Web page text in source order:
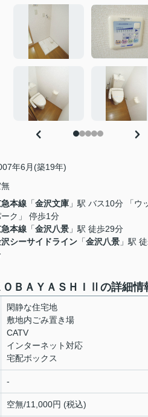
年6月(築19年)
本線 「金沢文庫 」駅 バス10分 「ウ
ク」 停歩1分
本線 「金沢八景 」駅 徒歩29分
シーサイドライン 「金沢八景 」駅
ＢＡＹＡＳＨＩⅡの詳細情
閑静な住宅地
敷地内ごみ置き場
CATV
インターネット対応
宅配ボックス
-
空無/11,000円 (税込)